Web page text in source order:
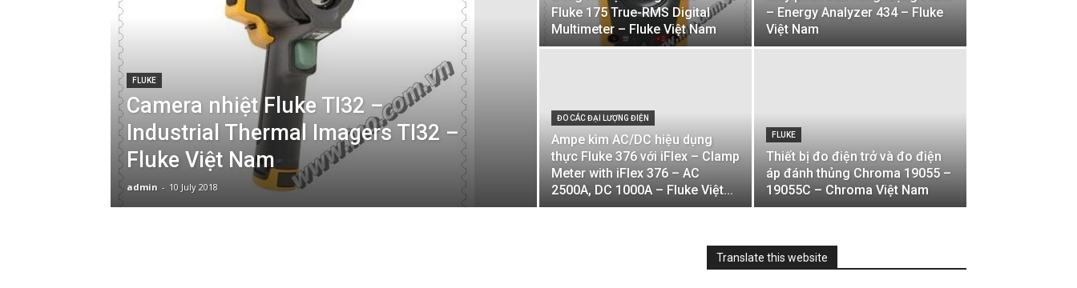
FLUKE
Camera nhiệt Fluke TI32 –
Industrial Thermal Imagers TI32 –
Fluke Việt Nam
admin - 10 July 2018
Fluke 175 True-RMS Digital
Multimeter – Fluke Việt Nam
– Energy Analyzer 434 – Fluke
Việt Nam
ĐO CÁC ĐẠI LƯỢNG ĐIỆN
Ampe kìm AC/DC hiệu dụng
thực Fluke 376 với iFlex – Clamp
Meter with iFlex 376 – AC
2500A, DC 1000A – Fluke Việt...
FLUKE
Thiết bị đo điện trở và đo điện
áp đánh thủng Chroma 19055 –
19055C – Chroma Việt Nam
Translate this website